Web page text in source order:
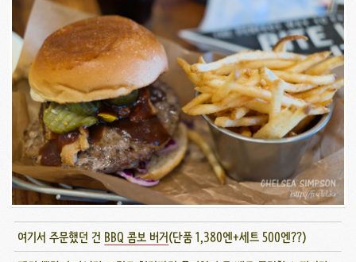
여기서 주문했던 건 BBQ 콤보 버거(단품 1,380엔+세트 500엔??)